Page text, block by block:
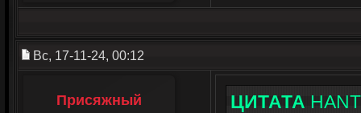
Вс, 17-11-24, 00:12
Присяжный ЦИТАТА